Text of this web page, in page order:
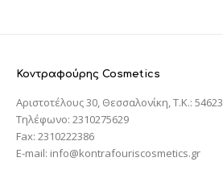
Κοντραφούρης Cosmetics
Αριστοτέλους 30, Θεσσαλονίκη, T.K.: 54623
Τηλέφωνο: 2310275629
Fax: 2310222386
E-mail: info@kontrafouriscosmetics.gr